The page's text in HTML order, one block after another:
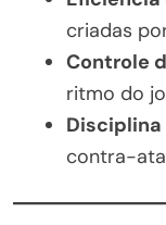
criadas
Controle
ritmo do
contra-